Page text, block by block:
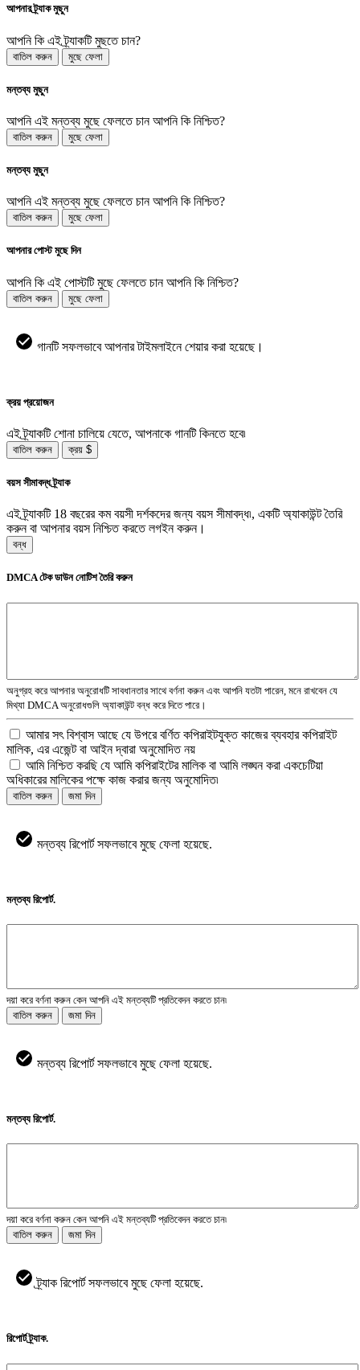
আপনার ট্র্যাক মুছুন
আপনি কি এই ট্র্যাকটি মুছতে চান?
বাতিল করুন মুছে ফেলা
মন্তব্য মুছুন
আপনি এই মন্তব্য মুছে ফেলতে চান আপনি কি নিশ্চিত?
বাতিল করুন মুছে ফেলা
মন্তব্য মুছুন
আপনি এই মন্তব্য মুছে ফেলতে চান আপনি কি নিশ্চিত?
বাতিল করুন মুছে ফেলা
আপনার পোস্ট মুছে দিন
আপনি কি এই পোস্টটি মুছে ফেলতে চান আপনি কি নিশ্চিত?
বাতিল করুন মুছে ফেলা
গানটি সফলভাবে আপনার টাইমলাইনে শেয়ার করা হয়েছে।
ক্রয় প্রয়োজন
এই ট্র্যাকটি শোনা চালিয়ে যেতে, আপনাকে গানটি কিনতে হবে৷
বাতিল করুন ক্রয় $
বয়স সীমাবদ্ধ ট্র্যাক
এই ট্র্যাকটি 18 বছরের কম বয়সী দর্শকদের জন্য বয়স সীমাবদ্ধ৷, একটি অ্যাকাউন্ট তৈরি
করুন বা আপনার বয়স নিশ্চিত করতে লগইন করুন।
বন্ধ
DMCA টেক ডাউন নোটিশ তৈরি করুন
অনুগ্রহ করে আপনার অনুরোধটি সাবধানতার সাথে বর্ণনা করুন এবং আপনি যতটা পারেন, মনে রাখবেন যে
মিথ্যা DMCA অনুরোধগুলি অ্যাকাউন্ট বন্ধ করে দিতে পারে।
আমার সৎ বিশ্বাস আছে যে উপরে বর্ণিত কপিরাইটযুক্ত কাজের ব্যবহার কপিরাইট
মালিক, এর এজেন্ট বা আইন দ্বারা অনুমোদিত নয়
আমি নিশ্চিত করছি যে আমি কপিরাইটের মালিক বা আমি লঙ্ঘন করা একচেটিয়া
অধিকারের মালিকের পক্ষে কাজ করার জন্য অনুমোদিত৷
বাতিল করুন জমা দিন
মন্তব্য রিপোর্ট সফলভাবে মুছে ফেলা হয়েছে.
মন্তব্য রিপোর্ট.
দয়া করে বর্ণনা করুন কেন আপনি এই মন্তব্যটি প্রতিবেদন করতে চান৷
বাতিল করুন
জমা দিন
মন্তব্য রিপোর্ট সফলভাবে মুছে ফেলা হয়েছে.
মন্তব্য রিপোর্ট.
দয়া করে বর্ণনা করুন কেন আপনি এই মন্তব্যটি প্রতিবেদন করতে চান৷
বাতিল করুন
জমা দিন
ট্র্যাক রিপোর্ট সফলভাবে মুছে ফেলা হয়েছে.
রিপোর্ট ট্র্যাক.